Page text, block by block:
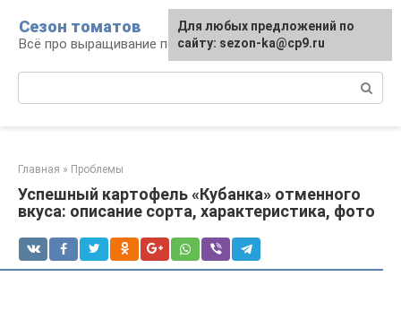
контенту
Сезон томатов
Всё про выращивание помидоров
Главная » Проблемы
Успешный картофель «Кубанка» отменного
вкуса: описание сорта, характеристика, фото
Для любых предложений по
сайту: sezon-ka@cp9.ru